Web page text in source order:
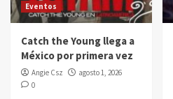
Eventos
Catch the Young llega a
México por primera vez
Angie Csz
agosto 1, 2026
0